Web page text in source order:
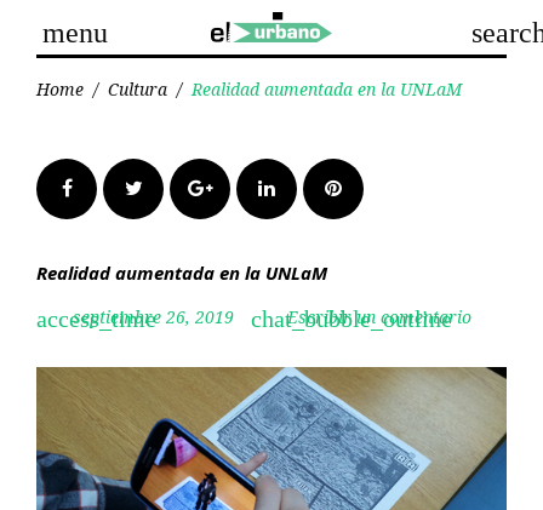
content
menu
Home / Cultura / Realidad aumentada en la UNLaM
FacebookTwitter Google+LinkedInPinterest
Realidad aumentada en la UNLaM
access_time
septiembre 26, 2019 chat_bubble_outline
Escribir un comentario